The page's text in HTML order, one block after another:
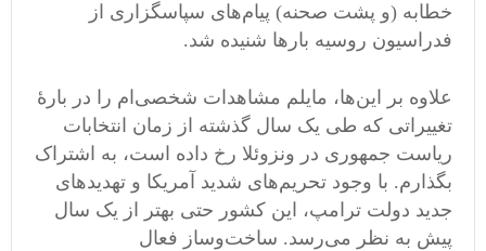
خطابه (و پشت صحنه) پیام‌های سپاسگزاری از
فدراسیون روسیه بارها شنیده شد.
علاوه بر این‌ها، مایلم مشاهدات شخصی‌ام را در بارۀ
تغییراتی که طی یک سال گذشته از زمان انتخابات
ریاست جمهوری در ونزوئلا رخ داده است، به اشتراک
بگذارم. با وجود تحریم‌های شدید آمریکا و تهدیدهای
جدید دولت ترامپ، این کشور حتی بهتر از یک سال
پیش به نظر می‌رسد. ساخت‌وساز فعال